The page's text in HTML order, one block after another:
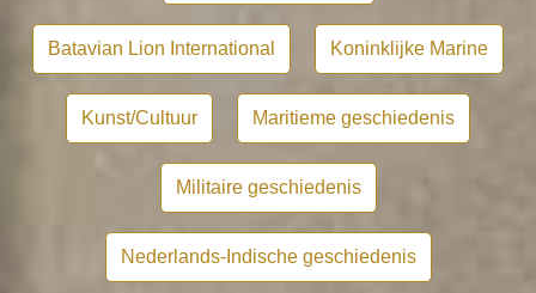
Batavian Lion International Koninklijke Marine
Kunst/Cultuur Maritieme geschiedenis
Militaire geschiedenis
Nederlands-Indische geschiedenis